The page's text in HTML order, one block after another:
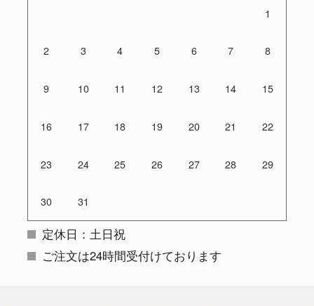
1
2 3 4 5 6 7 8
9 10 11 12 13 14 15
16 17 18 19 20 21 22
23 24 25 26 27 28 29
30 31
定休日：土日祝
ご注文は24時間受付けております